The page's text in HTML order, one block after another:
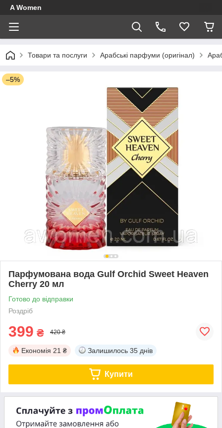
A Women
Товари та послуги Арабські парфуми (оригінал)
–5%
Парфумована вода Gulf Orchid Sweet Heaven
Cherry 20 мл
Готово до відправки
Роздріб
399 ₴ 420 ₴
Економія 21 ₴ Залишилось 35 днів
Купити